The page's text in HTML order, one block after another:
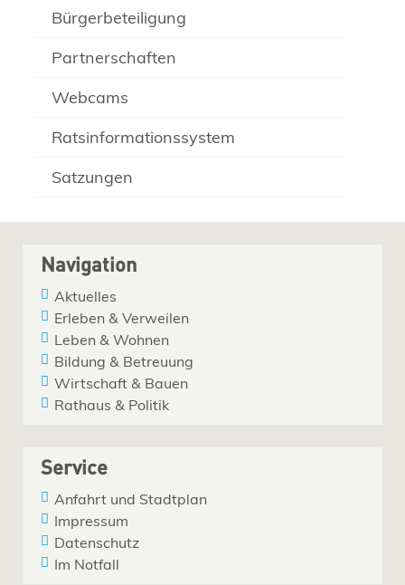
Bürgerbeteiligung
Partnerschaften
Webcams
Ratsinformationssystem
Satzungen
Navigation
Aktuelles
Erleben & Verweilen
Leben & Wohnen
Bildung & Betreuung
Wirtschaft & Bauen
Rathaus & Politik
Service
Anfahrt und Stadtplan
Impressum
Datenschutz
Im Notfall